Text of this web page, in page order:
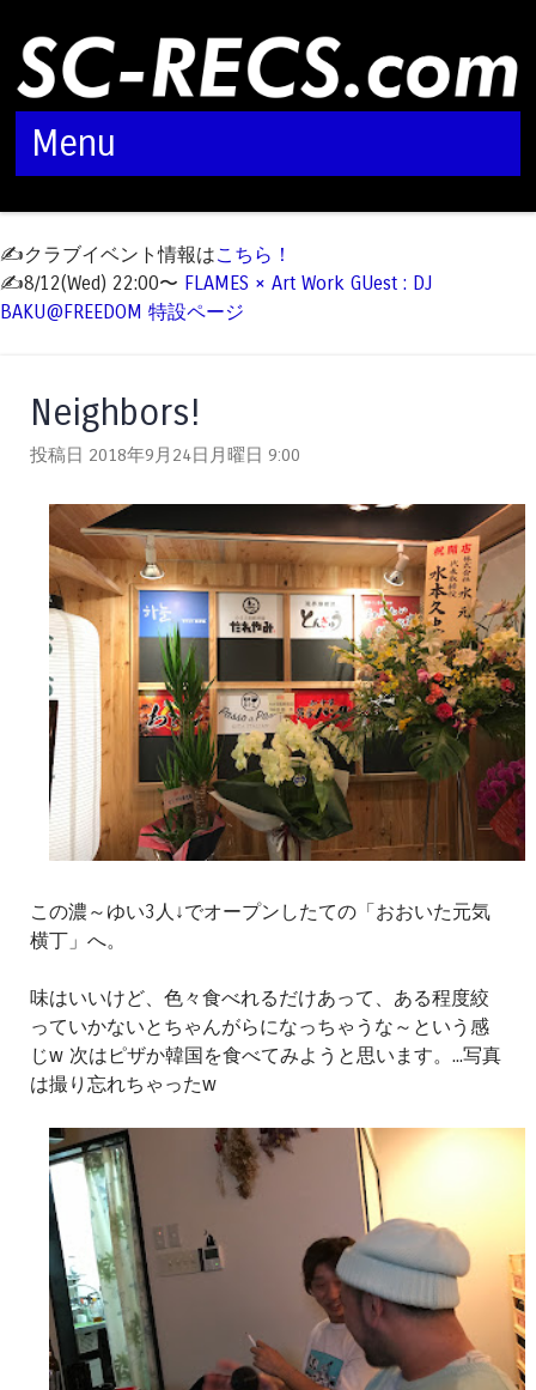
Menu
✍️クラブイベント情報はこちら！
✍️8/12(Wed) 22:00〜 FLAMES × Art Work GUest : DJ
BAKU@FREEDOM 特設ページ
Neighbors!
投稿日 2018年9月24日月曜日 9:00
この濃～ゆい3人↓でオープンしたての「おおいた元気
横丁」へ。
味はいいけど、色々食べれるだけあって、ある程度絞
っていかないとちゃんがらになっちゃうな～という感
じw 次はピザか韓国を食べてみようと思います。...写真
は撮り忘れちゃったw